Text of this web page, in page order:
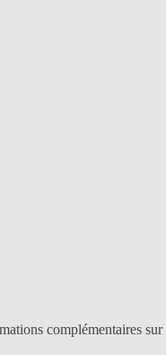
complémentaires